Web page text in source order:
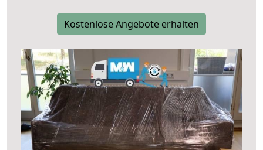
Kostenlose Angebote erhalten